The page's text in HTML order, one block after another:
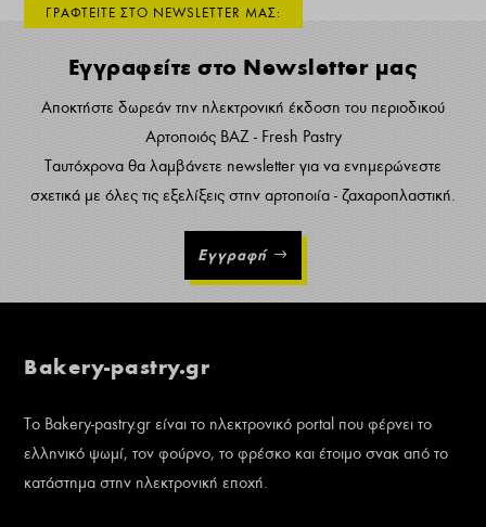
ΓΡΑΦΤΕΙΤΕ ΣΤΟ NEWSLETTER ΜΑΣ:
Εγγραφείτε στο Newsletter μας
Αποκτήστε δωρεάν την ηλεκτρονική έκδοση του περιοδικού
Αρτοποιός ΒΑΖ - Fresh Pastry
Ταυτόχρονα θα λαμβάνετε newsletter για να ενημερώνεστε
σχετικά με όλες τις εξελίξεις στην αρτοποιία - ζαχαροπλαστική.
Εγγραφή
Bakery-pastry.gr
Το Bakery-pastry.gr είναι το ηλεκτρονικό portal που φέρνει το
ελληνικό ψωμί, τον φούρνο, το φρέσκο και έτοιμο σνακ από το
κατάστημα στην ηλεκτρονική εποχή.